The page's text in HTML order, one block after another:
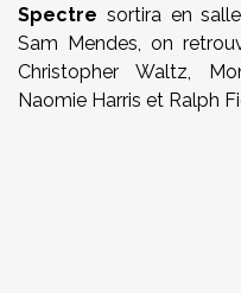
Spectre sortira en
Sam Mendes, on
Christopher Waltz,
Naomie Harris et Ralph